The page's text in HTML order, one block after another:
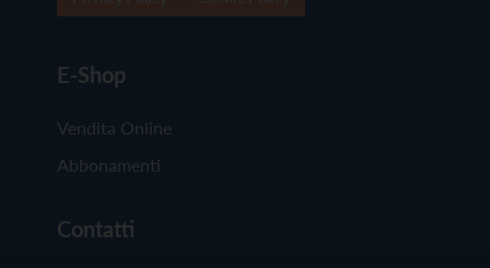
E-Shop
Vendita Online
Abbonamenti
Contatti